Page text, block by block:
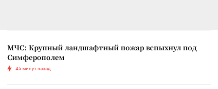
МЧС: Крупный ландшафтный пожар вспыхнул под
Симферополем
45 минут назад